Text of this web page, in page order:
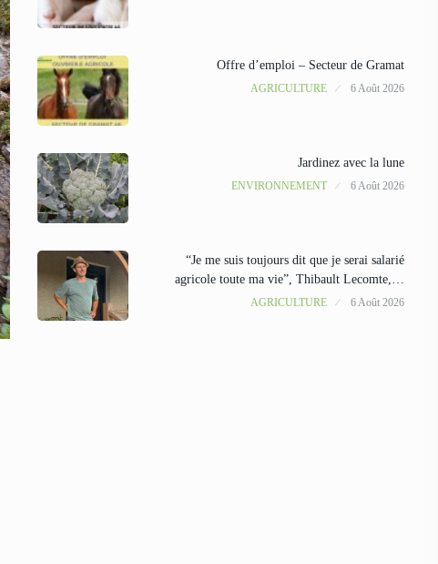
Offre d’emploi – Secteur de Gramat
AGRICULTURE 6 Août 2026
Jardinez avec la lune
ENVIRONNEMENT 6 Août 2026
“Je me suis toujours dit que je serai salarié
agricole toute ma vie”, Thibault Lecomte,…
AGRICULTURE 6 Août 2026